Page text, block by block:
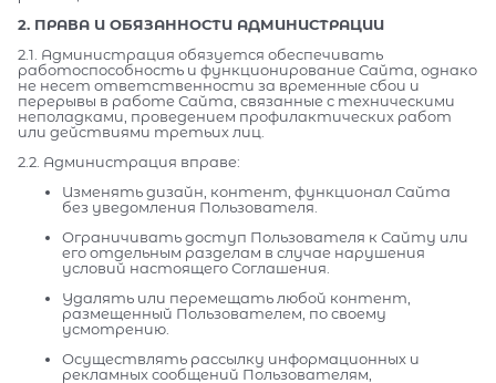
2. ПРАВА И ОБЯЗАННОСТИ АДМИНИСТРАЦИИ
2.1. Администрация обязуется обеспечивать
работоспособность и функционирование Сайта, однако
не несет ответственности за временные сбои и
перерывы в работе Сайта, связанные с техническими
неполадками, проведением профилактических работ
или действиями третьих лиц.
2.2. Администрация вправе:
Изменять дизайн, контент, функционал Сайта
без уведомления Пользователя.
Ограничивать доступ Пользователя к Сайту или
его отдельным разделам в случае нарушения
условий настоящего Соглашения.
Удалять или перемещать любой контент,
размещенный Пользователем, по своему
усмотрению.
Осуществлять рассылку информационных и
рекламных сообщений Пользователям,